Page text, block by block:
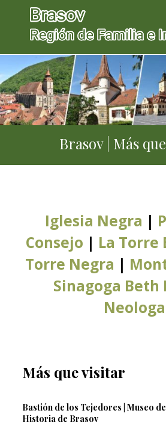
Brasov | Más
Iglesia Negra |
Consejo | La Torre
Torre Negra |
Sinagoga Beth
Neologa
Más que visitar
Bastión de los Tejedores | Museo de
Historia de Brasov